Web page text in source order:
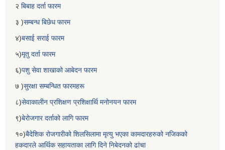
२ बिबाह दर्ता फारम
३ )सम्बन्ध बिछेध फारम
४)बसाई सराई फारम
५)मृतु दर्ता फारम
६)पशु सेवा शाखाको आबेदन फारम
७ )सुरक्षा सम्बन्धित फारमहरू
८)सेवाकालीन प्रशिक्षण प्रशिक्षार्थि मनोनयन फारम
९)बेरोजगार दर्ताको लागि फारम
१०)बैदेशिक रोजगारीको शिलसिलामा मृत्यु भएका कामदारहरुको नजिकको
हकदारले आर्थिक सहायताका लागि दिने निबेदनको ढांचा